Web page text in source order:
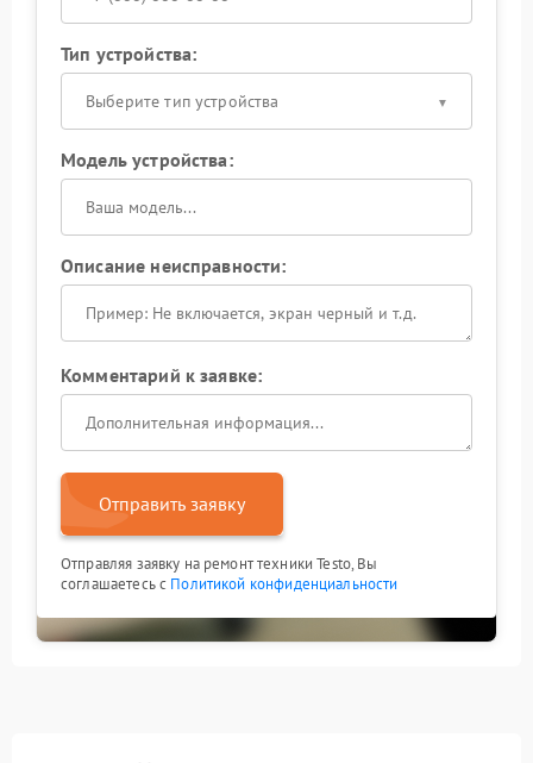
Тип устройства:
Выберите тип устройства
Модель устройства:
Описание неисправности:
Комментарий к заявке:
Отправить заявку
Отправляя заявку на ремонт техники Testo, Вы
соглашаетесь с Политикой конфиденциальности